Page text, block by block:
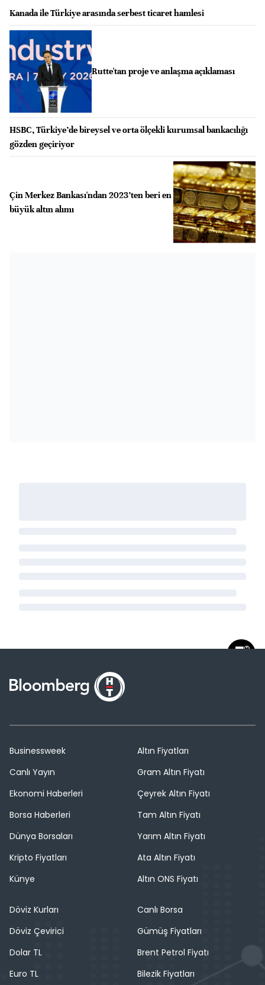
Kanada ile Türkiye arasında serbest ticaret hamlesi
Rutte'tan proje ve anlaşma açıklaması
HSBC, Türkiye’de bireysel ve orta ölçekli kurumsal bankacılığı
gözden geçiriyor
Çin Merkez Bankası'ndan 2023’ten beri en
büyük altın alımı
Businessweek
Canlı Yayın
Ekonomi Haberleri
Borsa Haberleri
Dünya Borsaları
Kripto Fiyatları
Künye
Altın Fiyatları
Gram Altın Fiyatı
Çeyrek Altın Fiyatı
Tam Altın Fiyatı
Yarım Altın Fiyatı
Ata Altın Fiyatı
Altın ONS Fiyatı
Döviz Kurları
Döviz Çevirici
Dolar TL
Euro TL
Canlı Borsa
Gümüş Fiyatları
Brent Petrol Fiyatı
Bilezik Fiyatları